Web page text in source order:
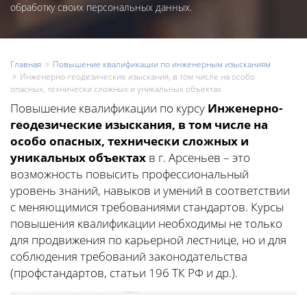
обработку своих персональных данных.
Главная
Повышение квалификации по инженерным изысканиям
Инженерно-геодезические изыскания, в том числе на особо
опасных, технически сложных и уникальных объектах
Повышение квалификации по курсу Инженерно-
геодезические изыскания, в том числе на
особо опасных, технически сложных и
уникальных объектах в г. Арсеньев – это
возможность повысить профессиональный
уровень знаний, навыков и умений в соответствии
с меняющимися требованиями стандартов. Курсы
повышения квалификации необходимы не только
для продвижения по карьерной лестнице, но и для
соблюдения требований законодательства
(профстандартов, статьи 196 ТК РФ и др.).